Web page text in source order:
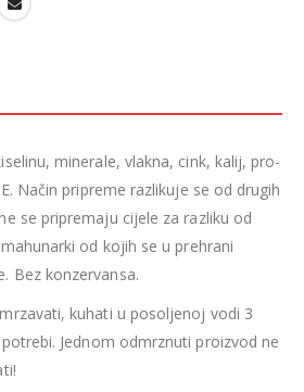
minerale, vlakna, cink, kalij, pro-
Način pripreme razlikuje se od drugih
se pripremaju cijele za razliku od
od kojih se u prehrani
Bez konzervansa.
kuhati u posoljenoj vodi 3
Jednom odmrznuti proizvod ne